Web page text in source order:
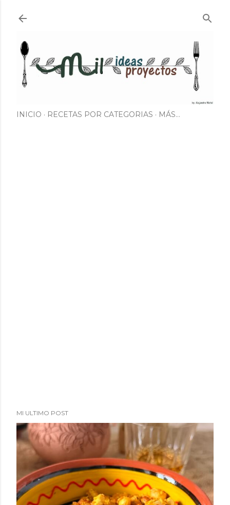
INICIO RECETAS POR CATEGORIAS MÁS…
MI ULTIMO POST